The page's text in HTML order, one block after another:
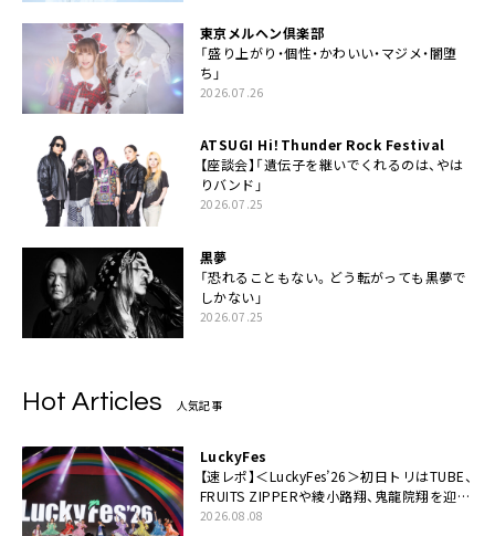
東京メルヘン倶楽部
「盛り上がり・個性・かわいい・マジメ・闇堕
ち」
2026.07.26
ATSUGI Hi！Thunder Rock Festival
【座談会】「遺伝子を継いでくれるのは、やは
りバンド」
2026.07.25
黒夢
「恐れることもない。どう転がっても黒夢で
しかない」
2026.07.25
Hot Articles 人気記事
LuckyFes
【速レポ】＜LuckyFes’26＞初日トリはTUBE、
FRUITS ZIPPERや綾小路翔、鬼龍院翔を迎え
た豪華コラボも「知ってたらぜひ一緒に歌っ
2026.08.08